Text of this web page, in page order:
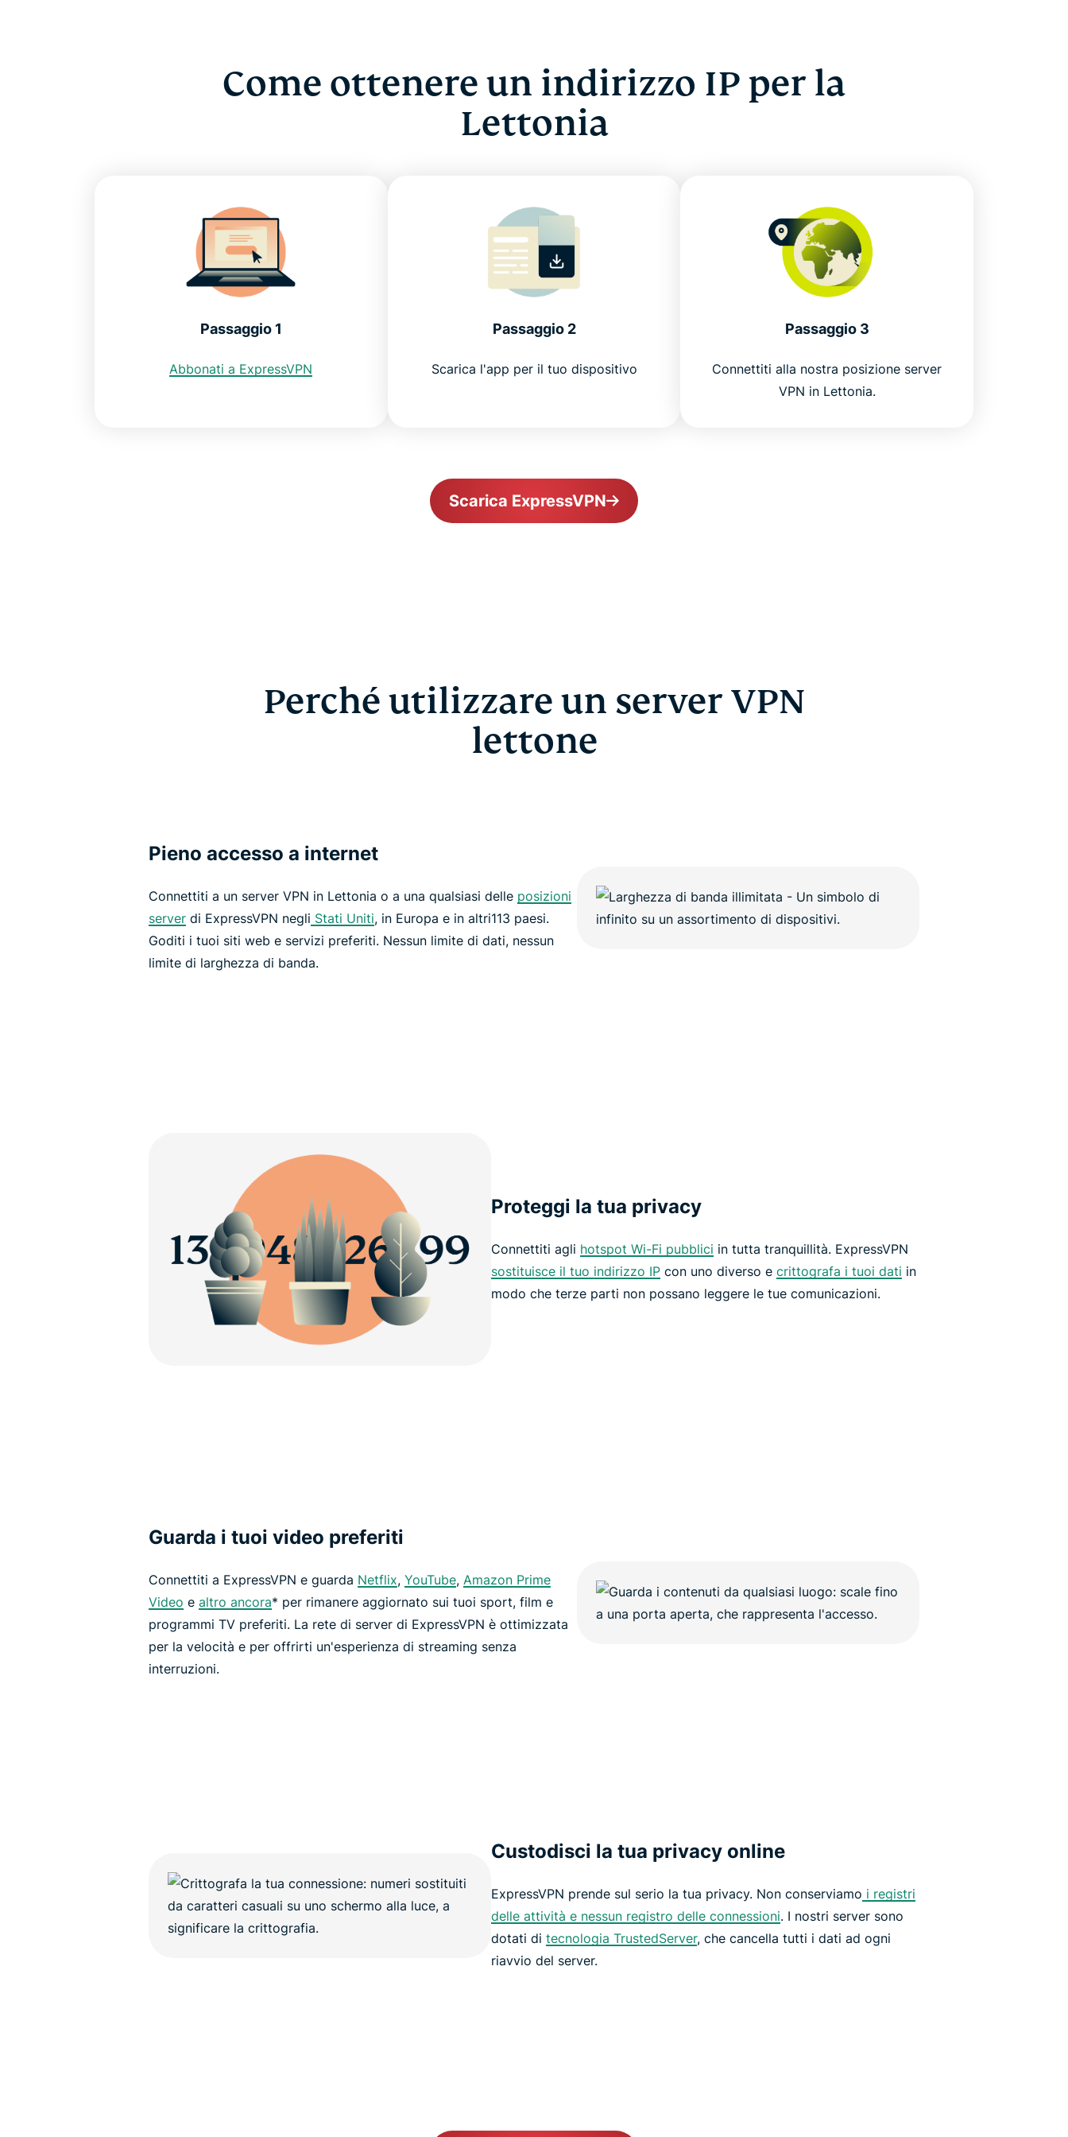
Come ottenere un indirizzo IP per la
Lettonia
Passaggio 1
Abbonati a ExpressVPN
Passaggio 2
Scarica l'app per il tuo dispositivo
Passaggio 3
Connettiti alla nostra posizione server
VPN in Lettonia.
Scarica ExpressVPN
Perché utilizzare un server VPN
lettone
Pieno accesso a internet
Connettiti a un server VPN in Lettonia o a una qualsiasi delle posizioni
server di ExpressVPN negli Stati Uniti, in Europa e in altri113 paesi.
Goditi i tuoi siti web e servizi preferiti. Nessun limite di dati, nessun
limite di larghezza di banda.
Proteggi la tua privacy
Connettiti agli hotspot Wi-Fi pubblici in tutta tranquillità. ExpressVPN
sostituisce il tuo indirizzo IPcon uno diverso e crittografa i tuoi dati in
modo che terze parti non possano leggere le tue comunicazioni.
Guarda i tuoi video preferiti
Connettiti a ExpressVPN e guarda Netflix, YouTube, Amazon Prime
Video e altro ancora* per rimanere aggiornato sui tuoi sport, film e
programmi TV preferiti. La rete di server di ExpressVPN è ottimizzata
per la velocità e per offrirti un'esperienza di streaming senza
interruzioni.
Custodisci la tua privacy online
ExpressVPN prende sul serio la tua privacy. Non conserviamo i registri
delle attività e nessun registro delle connessioni. I nostri server sono
dotati di tecnologia TrustedServer, che cancella tutti i dati ad ogni
riavvio del server.